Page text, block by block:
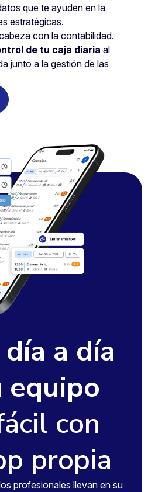
que te ayuden en la
estratégicas.
con la contabilidad.
de tu caja diaria al
junto a la gestión de las
día a día
equipo
con
propia
profesionales llevan en su